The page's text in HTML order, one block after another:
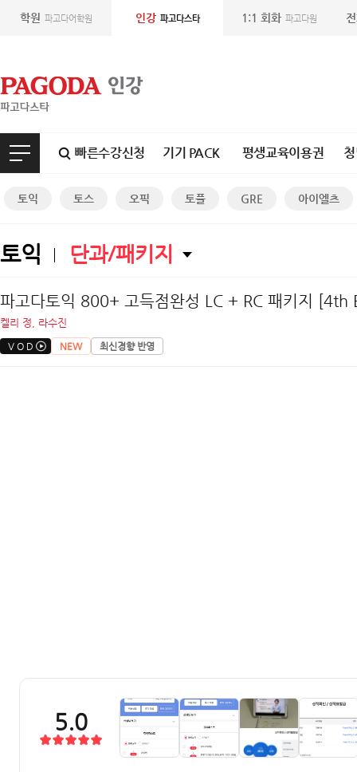
학원 파고다어학원 인강 파고다스타 1:1 회화 파고다원
빠른수강신청 기기 PACK 평생교육이용권
토익 토스 오픽 토플 GRE 아이엘츠
토익 단과/패키지
파고다토익 800+ 고득점완성 LC + RC 패키지
켈리 정, 라수진
V O D NEW 최신경향 반영
5.0